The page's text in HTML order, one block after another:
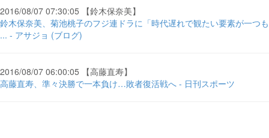
2016/08/07 07:30:05 【鈴木保奈美】
鈴木保奈美、菊池桃子のフジ連ドラに「時代遅れで観たい要素が一つも
... - アサジョ (ブログ)
2016/08/07 06:00:05 【高藤直寿】
高藤直寿、準々決勝で一本負け…敗者復活戦へ - 日刊スポーツ